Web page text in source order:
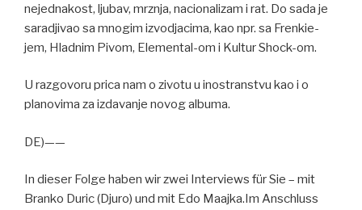
nejednakost, ljubav, mrznja, nacionalizam i rat. Do sada je
saradjivao sa mnogim izvodjacima, kao npr. sa Frenkie-
jem, Hladnim Pivom, Elemental-om i Kultur Shock-om.
U razgovoru prica nam o zivotu u inostranstvu kao i o
planovima za izdavanje novog albuma.
DE)——
In dieser Folge haben wir zwei Interviews für Sie – mit
Branko Duric (Djuro) und mit Edo Maajka.Im Anschluss